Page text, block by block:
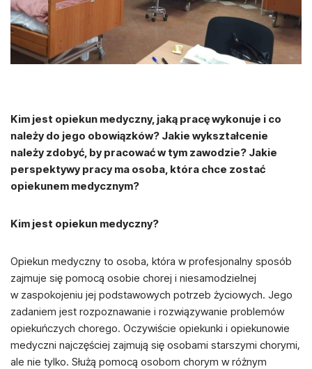
Kim jest opiekun medyczny, jaką pracę wykonuje i co
należy do jego obowiązków? Jakie wykształcenie
należy zdobyć, by pracować w tym zawodzie? Jakie
perspektywy pracy ma osoba, która chce zostać
opiekunem medycznym?
Kim jest opiekun medyczny?
Opiekun medyczny to osoba, która w profesjonalny sposób
zajmuje się pomocą osobie chorej i niesamodzielnej
w zaspokojeniu jej podstawowych potrzeb życiowych. Jego
zadaniem jest rozpoznawanie i rozwiązywanie problemów
opiekuńczych chorego. Oczywiście opiekunki i opiekunowie
medyczni najczęściej zajmują się osobami starszymi chorymi,
ale nie tylko. Służą pomocą osobom chorym w różnym